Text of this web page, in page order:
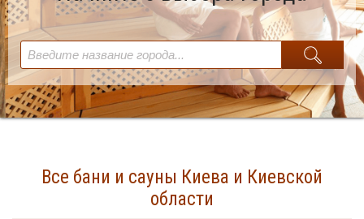
Найдено
Все бани и сауны Киева и Киевской
области